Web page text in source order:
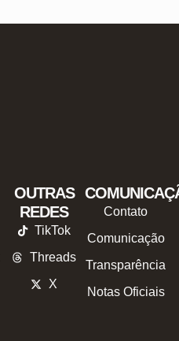
OUTRAS
REDES
TikTok
Threads
X
Contato
Comunicação
Transparência
Notas Oficiais